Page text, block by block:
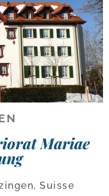
Mariae
Suisse